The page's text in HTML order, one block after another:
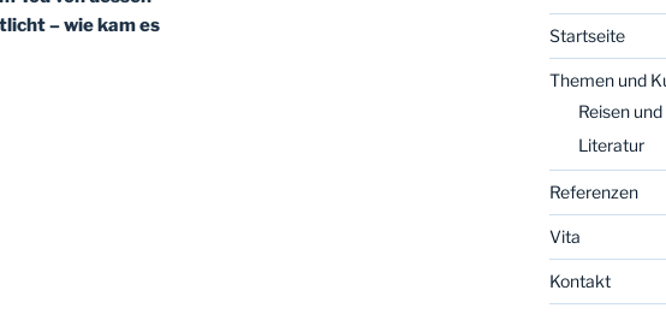
– wie kam es
Startseite
Themen und
Reisen
Literatur
Referenzen
Vita
Kontakt